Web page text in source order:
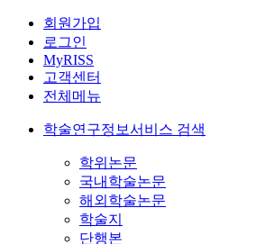
회원가입
로그인
MyRISS
고객센터
전체메뉴
학술연구정보서비스 검색
학위논문
국내학술논문
해외학술논문
학술지
단행본